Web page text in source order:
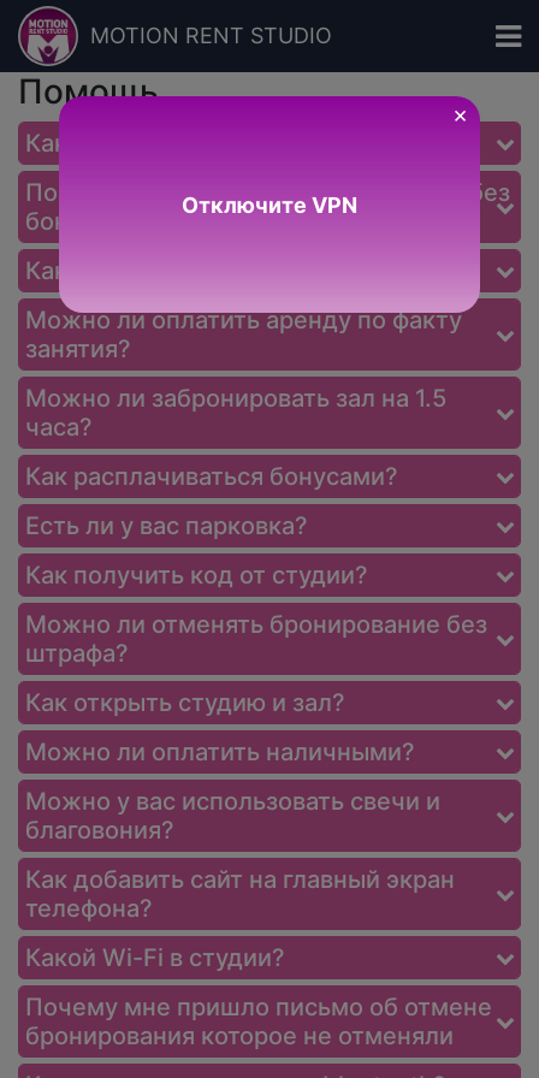
MOTION RENT STUDIO
Помощь
Как забронировать зал?
Почему в разделе Залы у меня цены без
бонусов?
Как отменить бронирование?
Можно ли оплатить аренду по факту
занятия?
Можно ли забронировать зал на 1.5
часа?
Как расплачиваться бонусами?
Есть ли у вас парковка?
Как получить код от студии?
Можно ли отменять бронирование без
штрафа?
Как открыть студию и зал?
Можно ли оплатить наличными?
Можно у вас использовать свечи и
благовония?
Как добавить сайт на главный экран
телефона?
Какой Wi-Fi в студии?
Почему мне пришло письмо об отмене
бронирования которое не отменяли
×
Отключите VPN